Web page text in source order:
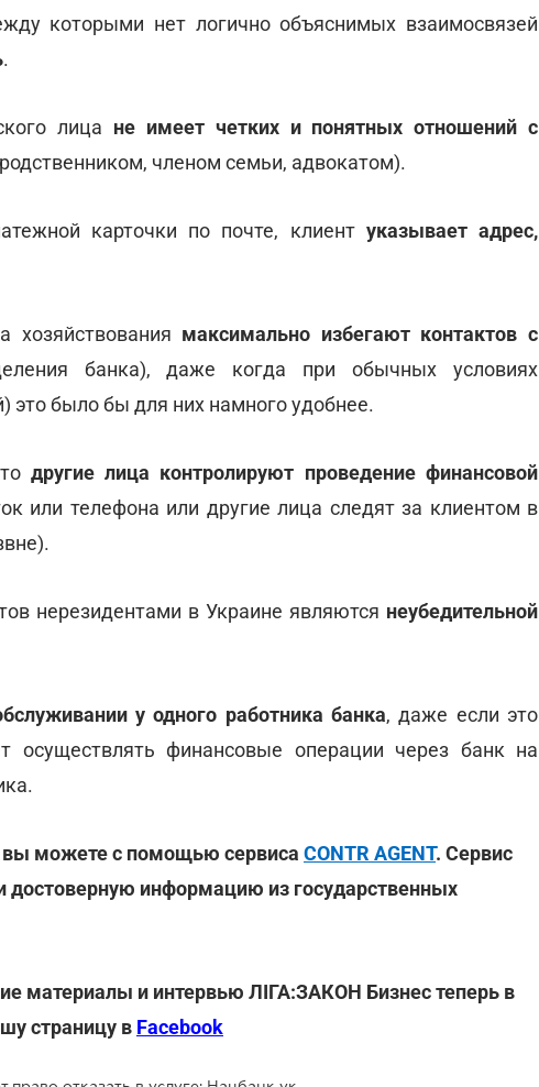
которыми нет логично объяснимых взаимосвязей
.
лица не имеет четких и понятных отношений с
членом семьи, адвокатом).
карточки по почте, клиентуказывает адрес,
хозяйствования максимально избегают контактов с
банка), даже когда при обычных условиях
это было бы для них намного удобнее.
другие лица контролируют проведение финансовой
или телефона или другие лица следят за клиентом в
нерезидентами в Украине являются неубедительной
у одного работника банка, даже если это
осуществлять финансовые операции через банк на
вы можете с помощью сервиса CONTR AGENT. Сервис
достоверную информацию из государственных
материалы и интервью ЛІГА:ЗАКОН Бизнес теперь в
страницу в Facebook